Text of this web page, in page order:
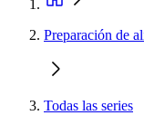
Preparación de
Todas las series